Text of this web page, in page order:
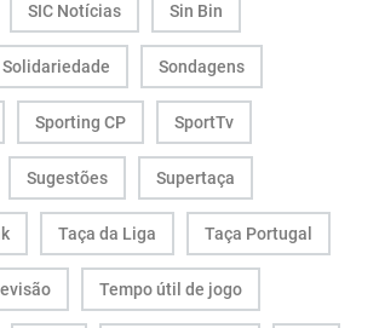
SIC Notícias Sin Bin
Solidariedade Sondagens
Sporting CP SportTv
Sugestões Supertaça
Taça da Liga Taça Portugal
Tempo útil de jogo